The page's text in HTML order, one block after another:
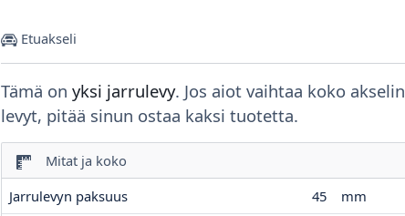
Etuakseli
Tämä on yksi jarrulevy. Jos aiot vaihtaa koko akselin
levyt, pitää sinun ostaa kaksi tuotetta.
Mitat ja koko
Jarrulevyn paksuus
45
mm